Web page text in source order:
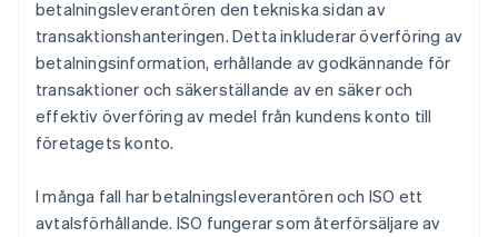
betalningsleverantören den tekniska sidan av
transaktionshanteringen. Detta inkluderar överföring av
betalningsinformation, erhållande av godkännande för
transaktioner och säkerställande av en säker och
effektiv överföring av medel från kundens konto till
företagets konto.
I många fall har betalningsleverantören och ISO ett
avtalsförhållande. ISO fungerar som återförsäljare av